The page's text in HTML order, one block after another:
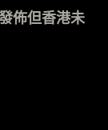
佈但香港未